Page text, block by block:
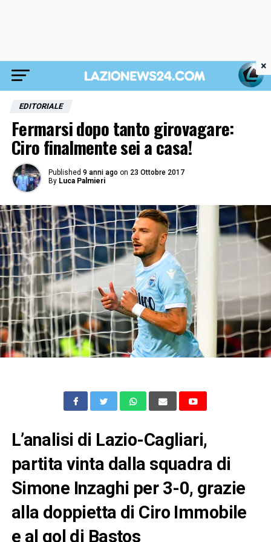
EDITORIALE
Fermarsi dopo tanto girovagare:
Ciro finalmente sei a casa!
Published 9 anni ago on 23 Ottobre 2017
By Luca Palmieri
L’analisi di Lazio-Cagliari,
partita vinta dalla squadra di
Simone Inzaghi per 3-0, grazie
alla doppietta di Ciro Immobile
e al gol di Bastos
×